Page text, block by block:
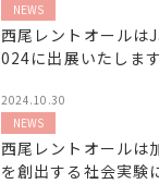
NEWS
西尾レントオールは
024に出展いたします
2024.10.30
NEWS
西尾レントオールは
を創出する社会実験